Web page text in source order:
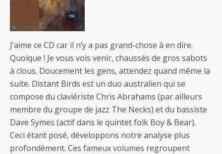
J’aime ce CD car il n’y a pas grand-chose à en dire.
Quoique ! Je vous vois venir, chaussés de gros sabots
à clous. Doucement les gens, attendez quand même la
suite. Distant Birds est un duo australien qui se
compose du claviériste Chris Abrahams (par ailleurs
membre du groupe de jazz The Necks) et du bassiste
Dave Symes (actif dans le quintet folk Boy & Bear).
Ceci étant posé, développons notre analyse plus
profondément. Ces fameux volumes regroupent